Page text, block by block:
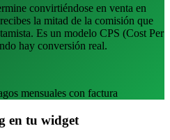
convirtiéndose en venta en
la mitad de la comisión que
Es un modelo CPS (Cost Per
hay conversión real.
mensuales con factura
en tu widget